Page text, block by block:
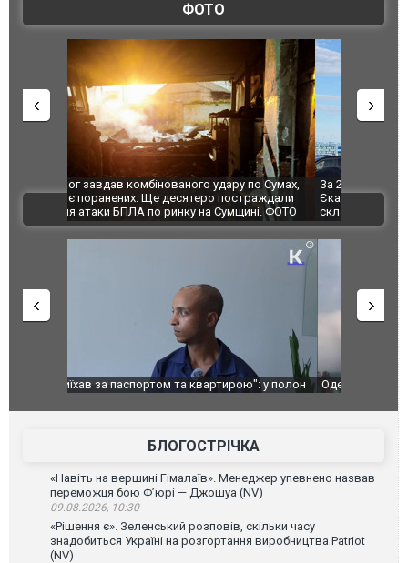
ФОТО
За 2000 кілометрів від кордону з Україною: в
Єкатеринбурзі після атаки дронів загорівся
склад Wildberries. ФОТО. ВІДЕО
"Мої
ВІДЕО
Одесу накрила потужна злива з градом та
Вже
БЛОГОСТРІЧКА
«Навіть на вершині Гімалаїв». Менеджер упевнено назвав
переможця бою Ф’юрі — Джошуа (NV)
09.08.2026, 10:30
«Рішення є». Зеленський розповів, скільки часу
знадобиться Україні на розгортання виробництва Patriot
(NV)